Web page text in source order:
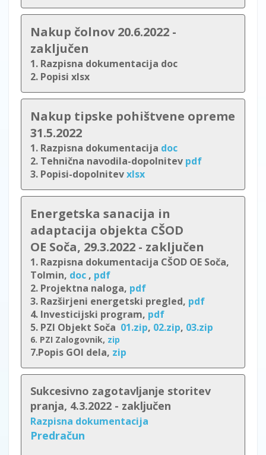
Nakup čolnov 20.6.2022 -
zaključen
1. Razpisna dokumentacija doc
2. Popisi xlsx
Nakup tipske pohištvene opreme
31.5.2022
1. Razpisna dokumentacija doc
2. Tehnična navodila-dopolnitev pdf
3. Popisi-dopolnitevxlsx
Energetska sanacija in
adaptacija objekta CŠOD
OE Soča, 29.3.2022 - zaključen
1. Razpisna dokumentacija CŠOD OE Soča,
Tolmin, doc, pdf
2. Projektna naloga, pdf
3. Razširjeni energetski pregled, pdf
4. Investicijski program, pdf
5. PZI Objekt Soča 01.zip, 02.zip, 03.zip
6. PZI Zalogovnik, zip
7.Popis GOI dela, zip
Sukcesivno zagotavljanje storitev
pranja, 4.3.2022 - zaključen
Razpisna dokumentacija
Predračun